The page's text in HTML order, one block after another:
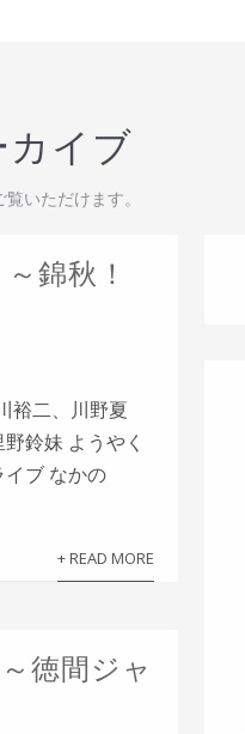
イブ
いただけます。
錦秋！
裕二、川野夏
鈴妹 ようやく
ブ なかの
+ READ MORE
徳間ジャ